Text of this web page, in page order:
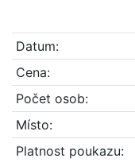
Datum:
Cena:
Počet osob:
Místo:
Platnost poukazu: